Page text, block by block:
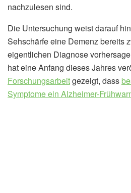
nachzulesen sind.
Die Untersuchung weist darauf
Sehschärfe eine Demenz bereits
eigentlichen Diagnose
hat eine Anfang dieses Jahres
Forschungsarbeitgezeigt, dass
Symptome ein Alzheimer-